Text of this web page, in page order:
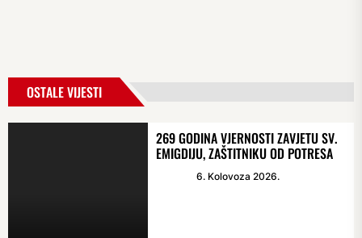
OSTALE VIJESTI
269 GODINA VJERNOSTI ZAVJETU SV.
EMIGDIJU, ZAŠTITNIKU OD POTRESA
6. Kolovoza 2026.